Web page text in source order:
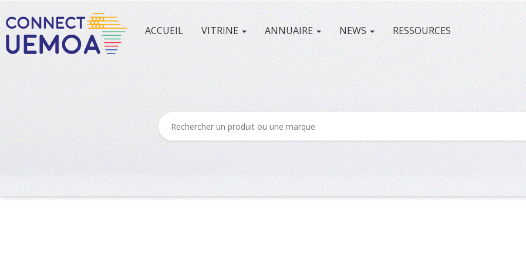
ACCUEIL VITRINE ANNUAIRE NEWS RESSOURCES